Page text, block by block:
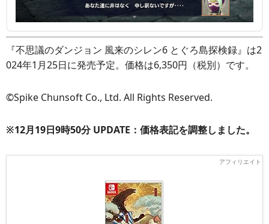
『不思議のダンジョン 風来のシレン6 とぐろ島探検録』は2
024年1月25日に発売予定。価格は6,350円（税別）です。
©Spike Chunsoft Co., Ltd. All Rights Reserved.
※12月19日9時50分 UPDATE：価格表記を調整しました。